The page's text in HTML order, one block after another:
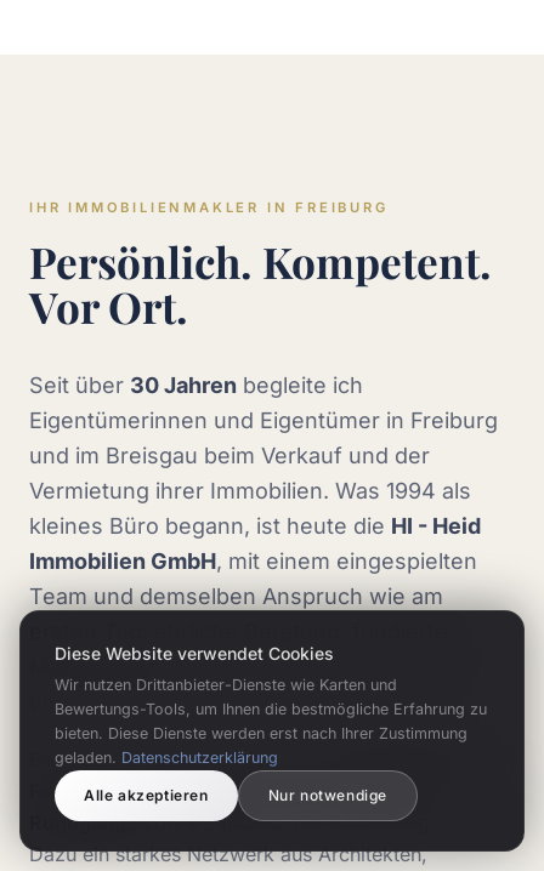
IHR IMMOBILIENMAKLER IN FREIBURG
Persönlich. Kompetent.
Vor Ort.
Seit über 30 Jahren begleite ich
Eigentümerinnen und Eigentümer in Freiburg
und im Breisgau beim Verkauf und der
Vermietung ihrer Immobilien. Was 1994 als
kleines Büro begann, ist heute die HI - Heid
Immobilien GmbH, mit einem eingespielten
Team und demselben Anspruch wie am
Marktkenntnis und echte Leidenschaft für
unsere Region.
Bei jeder Immobilie setzen wir auf
Fotografie, Drohnenaufnahmen und 360°-
Rundgängesowie Exposés, die Käufer begeistern.
Dazu ein starkes Netzwerk aus Architekten,
Diese Website verwendet Cookies
Wir nutzen Drittanbieter-Dienste wie Karten und
Bewertungs-Tools, um Ihnen die bestmögliche Erfahrung zu
bieten. Diese Dienste werden erst nach Ihrer Zustimmung
geladen. Datenschutzerklärung
Alle akzeptieren Nur notwendige